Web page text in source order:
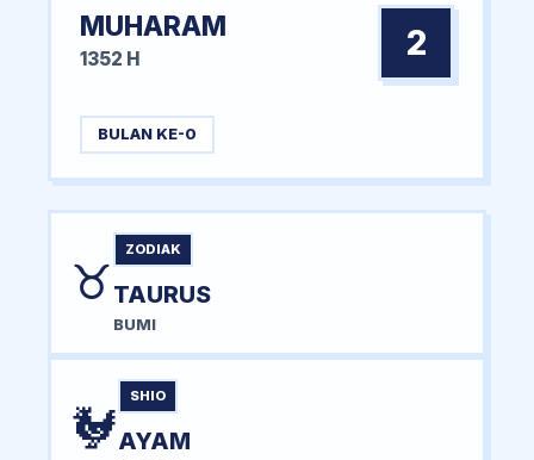
MUHARAM
1352 H 2
BULAN KE-0
♉
ZODIAK
TAURUS
BUMI
🐓
SHIO
AYAM